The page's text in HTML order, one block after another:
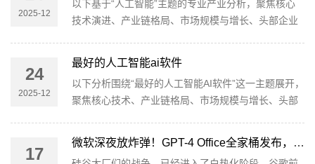
常涵盖以下几种技术架构：机器学习（ML）和深度学
习（DL）：包括监督学
2025-12
以下基于“人工智能”主题的专业产业分析，聚焦核心
技术演进、产业链格局、市场规模与增长、头部企业
趋势性结论为主，给出区间与关键驱动点，便于从业
者制定投资、研发与落地策略。一、核心结论要点破
局性驱动： foundati
24
2025-12
最好的人工智能ai软件
以下分析围绕“最好的人工智能AI软件”这一主题展开，
聚焦核心技术、产业链格局、市场规模与增长、头部
选型视角。一、核心技术解析（AI软件的技术底层与
17
微软深夜放炸弹！GPT-4 Office全家桶发布，10亿打工人被革命